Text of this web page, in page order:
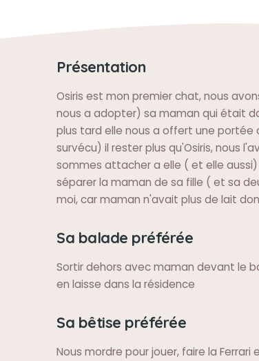
Présentation
Osiris est mon premier chat, nous
nous a adopter) sa maman qui était
plus tard elle nous a offert une portée
survécu) il rester plus qu'Osiris, nous
sommes attacher a elle ( et elle
séparer la maman de sa fille ( et sa
moi, car maman n'avait plus de lait
Sa balade préférée
Sortir dehors avec maman devant le
en laisse dans la résidence
Sa bêtise préférée
Nous mordre pour jouer, faire la Ferrari